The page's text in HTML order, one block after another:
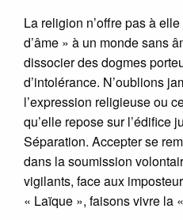
La religion n’offre pas à
d’âme » à un monde sans
dissocier des dogmes
d’intolérance. N’oublions
l’expression religieuse ou
qu’elle repose sur l’édifice
Séparation. Accepter se
dans la soumission
vigilants, face aux
« Laïque », faisons vivre la